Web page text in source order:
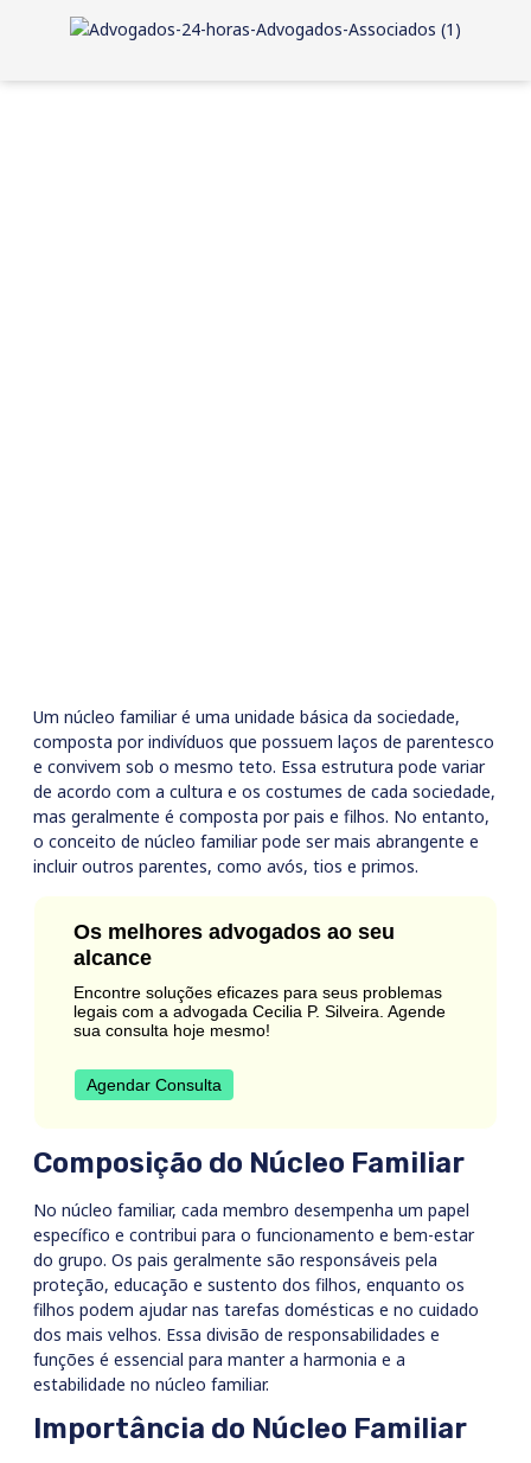
Um núcleo familiar é uma unidade básica da sociedade,
composta por indivíduos que possuem laços de parentesco
e convivem sob o mesmo teto. Essa estrutura pode variar
de acordo com a cultura e os costumes de cada sociedade,
mas geralmente é composta por pais e filhos. No entanto,
o conceito de núcleo familiar pode ser mais abrangente e
incluir outros parentes, como avós, tios e primos.
Os melhores advogados ao seu
alcance
Encontre soluções eficazes para seus problemas
legais com a advogada Cecilia P. Silveira. Agende
sua consulta hoje mesmo!
Agendar Consulta
Composição do Núcleo Familiar
No núcleo familiar, cada membro desempenha um papel
específico e contribui para o funcionamento e bem-estar
do grupo. Os pais geralmente são responsáveis pela
proteção, educação e sustento dos filhos, enquanto os
filhos podem ajudar nas tarefas domésticas e no cuidado
dos mais velhos. Essa divisão de responsabilidades e
funções é essencial para manter a harmonia e a
estabilidade no núcleo familiar.
Importância do Núcleo Familiar